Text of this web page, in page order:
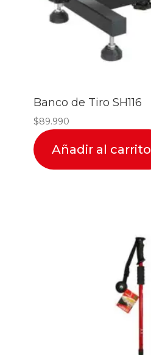
Banco de Tiro SH116
$89.990
Añadir al carrito